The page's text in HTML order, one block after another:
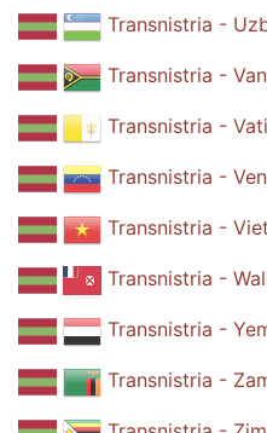
Transnistria -
Transnistria -
Transnistria -
Transnistria -
Transnistria -
Transnistria -
Transnistria -
Transnistria -